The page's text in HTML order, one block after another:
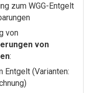
zum WGG-Entgelt
von
von
:
Entgelt (Varianten: